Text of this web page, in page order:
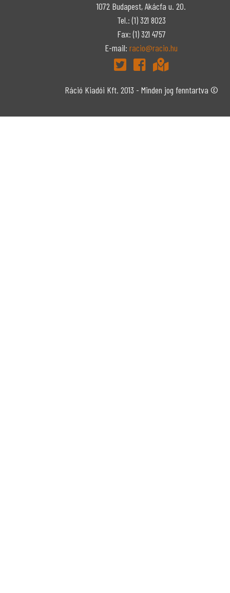
1072 Budapest, Akácfa u. 20.
Tel.: (1) 321 8023
Fax: (1) 321 4757
E-mail: racio@racio.hu
Ráció Kiadói Kft. 2013 - Minden jog fenntartva ©